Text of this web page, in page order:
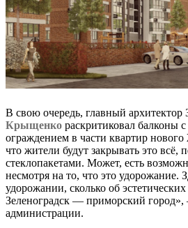
В свою очередь, главный архитектор
Крыщенко раскритиковал балконы
ограждением в части квартир
что жители будут закрывать это всё,
стеклопакетами. Может, есть
несмотря на то, что это удорожание.
удорожании, сколько об
Зеленоградск — приморский
администрации.